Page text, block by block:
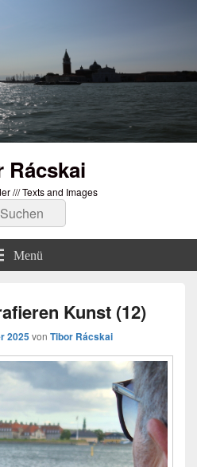
Rácskai
/// Texts and Images
Suchen
Menü
Kunst (12)
2025von Tibor Rácskai